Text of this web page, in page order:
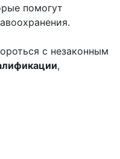
помогут
с незаконным
,